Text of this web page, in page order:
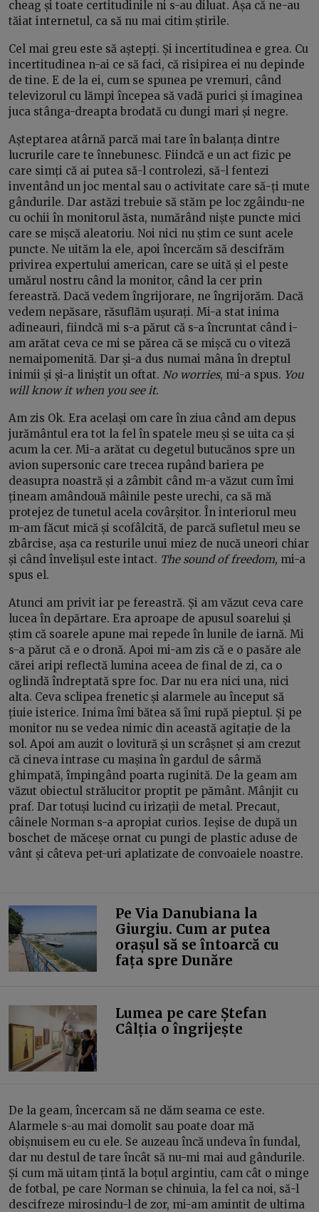
cheag și toate certitudinile ni s-au diluat. Așa că ne-au
tăiat internetul, ca să nu mai citim știrile.
Cel mai greu este să aștepți. Și incertitudinea e grea. Cu
incertitudinea n-ai ce să faci, că risipirea ei nu depinde
de tine. E de la ei, cum se spunea pe vremuri, când
televizorul cu lămpi începea să vadă purici și imaginea
juca stânga-dreapta brodată cu dungi mari și negre.
Așteptarea atârnă parcă mai tare în balanța dintre
lucrurile care te înnebunesc. Fiindcă e un act fizic pe
care simți că ai putea să-l controlezi, să-l fentezi
inventând un joc mental sau o activitate care să-ți mute
gândurile. Dar astăzi trebuie să stăm pe loc zgâindu-ne
cu ochii în monitorul ăsta, numărând niște puncte mici
care se mișcă aleatoriu. Noi nici nu știm ce sunt acele
puncte. Ne uităm la ele, apoi încercăm să descifrăm
privirea expertului american, care se uită și el peste
umărul nostru când la monitor, când la cer prin
fereastră. Dacă vedem îngrijorare, ne îngrijorăm. Dacă
vedem nepăsare, răsuflăm ușurați. Mi-a stat inima
adineauri, fiindcă mi s-a părut că s-a încruntat când i-
am arătat ceva ce mi se părea că se mișcă cu o viteză
nemaipomenită. Dar și-a dus numai mâna în dreptul
inimii și și-a liniștit un oftat. No worries, mi-a spus. You
will know it when you see it.
Am zis Ok. Era același om care în ziua când am depus
jurământul era tot la fel în spatele meu și se uita ca și
acum la cer. Mi-a arătat cu degetul butucănos spre un
avion supersonic care trecea rupând bariera pe
deasupra noastră și a zâmbit când m-a văzut cum îmi
țineam amândouă mâinile peste urechi, ca să mă
protejez de tunetul acela covârșitor. În interiorul meu
m-am făcut mică și scofâlcită, de parcă sufletul meu se
zbârcise, așa ca resturile unui miez de nucă uneori chiar
și când învelișul este intact. The sound of freedom, mi-a
spus el.
Atunci am privit iar pe fereastră. Și am văzut ceva care
lucea în depărtare. Era aproape de apusul soarelui și
știm că soarele apune mai repede în lunile de iarnă. Mi
s-a părut că e o dronă. Apoi mi-am zis că e o pasăre ale
cărei aripi reflectă lumina aceea de final de zi, ca o
oglindă îndreptată spre foc. Dar nu era nici una, nici
alta. Ceva sclipea frenetic și alarmele au început să
țiuie isterice. Inima îmi bătea să îmi rupă pieptul. Și pe
monitor nu se vedea nimic din această agitație de la
sol. Apoi am auzit o lovitură și un scrâșnet și am crezut
că cineva intrase cu mașina în gardul de sârmă
ghimpată, împingând poarta ruginită. De la geam am
văzut obiectul strălucitor proptit pe pământ. Mânjit cu
praf. Dar totuși lucind cu irizații de metal. Precaut,
câinele Norman s-a apropiat curios. Ieșise de după un
boschet de măceșe ornat cu pungi de plastic aduse de
vânt și câteva pet-uri aplatizate de convoaiele noastre.
Pe Via Danubiana la
Giurgiu. Cum ar putea
orașul să se întoarcă cu
fața spre Dunăre
Lumea pe care Ștefan
Câlția o îngrijește
De la geam, încercam să ne dăm seama ce este.
Alarmele s-au mai domolit sau poate doar mă
obișnuisem eu cu ele. Se auzeau încă undeva în fundal,
dar nu destul de tare încât să nu-mi mai aud gândurile.
Și cum mă uitam țintă la boțul argintiu, cam cât o minge
de fotbal, pe care Norman se chinuia, la fel ca noi, să-l
descifreze mirosindu-l de zor, mi-am amintit de ultima